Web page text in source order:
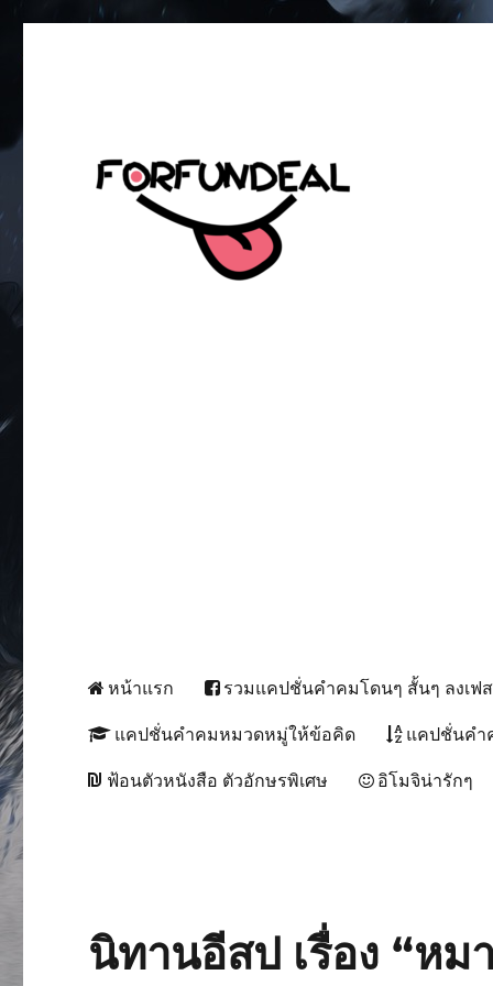
หน้าแรก รวมแคปชั่นคำคมโดนๆ สั้นๆ ลงเฟส
แคปชั่นคำคมหมวดหมู่ให้ข้อคิด แคปชั่นคำ
ฟ้อนตัวหนังสือ ตัวอักษรพิเศษ อิโมจิน่ารักๆ
นิทานอีสป เรื่อง “หม